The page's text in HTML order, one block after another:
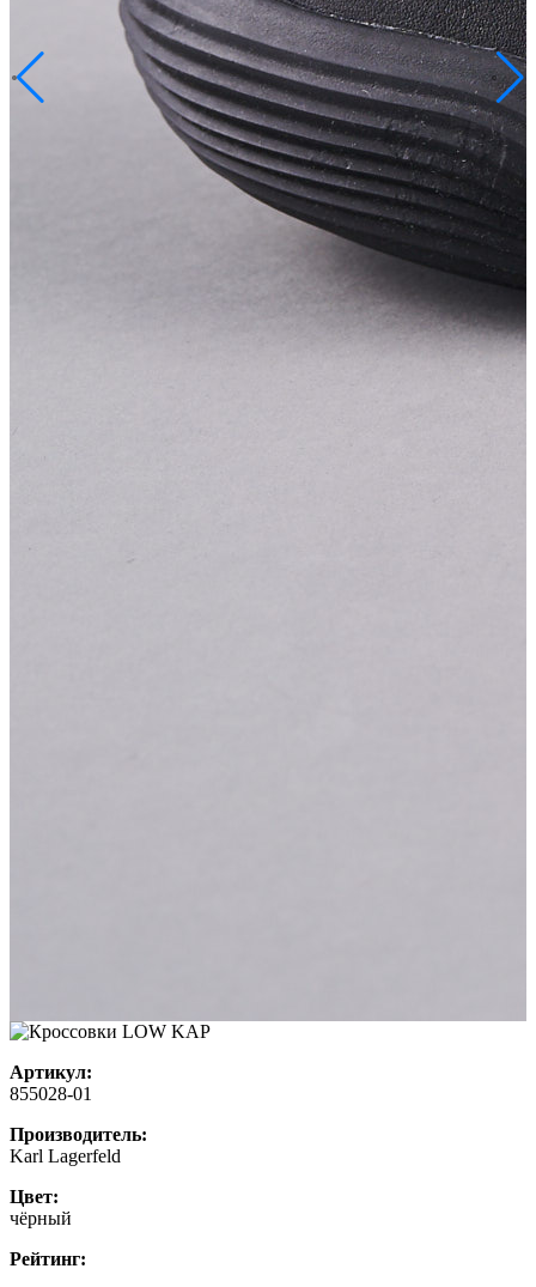
Артикул:
855028-01
Производитель:
Karl Lagerfeld
Цвет:
чёрный
Рейтинг: